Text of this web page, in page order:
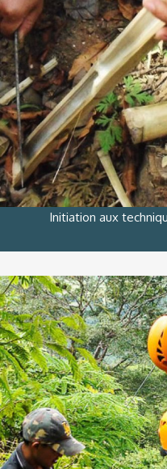
Initiation aux